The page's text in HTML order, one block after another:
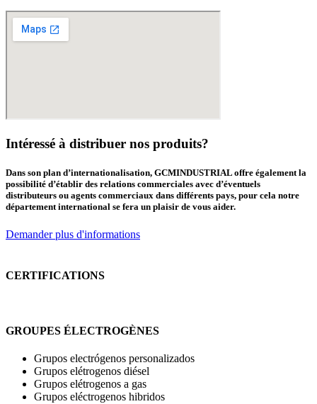
Intéressé à distribuer nos produits?
Dans son plan d’internationalisation, GCMINDUSTRIAL offre également la
possibilité d’établir des relations commerciales avec d’éventuels
distributeurs ou agents commerciaux dans différents pays, pour cela notre
département international se fera un plaisir de vous aider.
Demander plus d'informations
CERTIFICATIONS
GROUPES ÉLECTROGÈNES
Grupos electrógenos personalizados
Grupos elétrogenos diésel
Grupos elétrogenos a gas
Grupos eléctrogenos hibridos